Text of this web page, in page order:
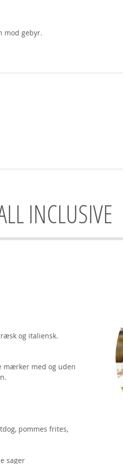
mod gebyr.
INCLUSIVE
og italiensk.
mærker med og uden
pommes frites,
sager